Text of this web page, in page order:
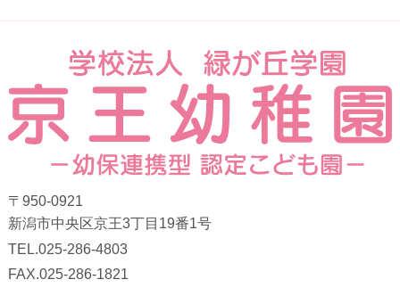
〒950-0921
新潟市中央区京王3丁目19番1号
TEL.025-286-4803
FAX.025-286-1821